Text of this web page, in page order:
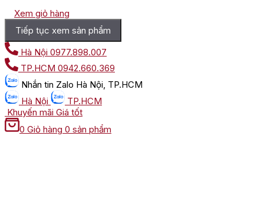
Xem giỏ hàng
Tiếp tục xem sản phẩm
Hà Nội 0977.898.007
TP.HCM 0942.660.369
Nhắn tin Zalo Hà Nội, TP.HCM
Hà Nội
TP.HCM
Khuyến mãi Giá tốt
0 Giỏ hàng 0 sản phẩm